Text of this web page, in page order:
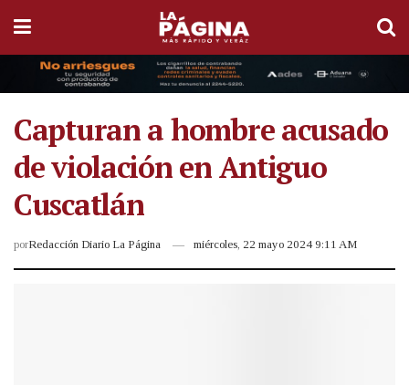
Capturan a hombre acusado
de violación en Antiguo
Cuscatlán
porRedacción Diario La Página miércoles, 22 mayo 2024 9:11 AM